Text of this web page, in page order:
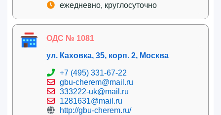
ежедневно, круглосуточно
ОДС № 1081
ул. Каховка, 35, корп. 2, Москва
+7 (495) 331-67-22
gbu-cherem@mail.ru
333222-uk@mail.ru
1281631@mail.ru
http://gbu-cherem.ru/